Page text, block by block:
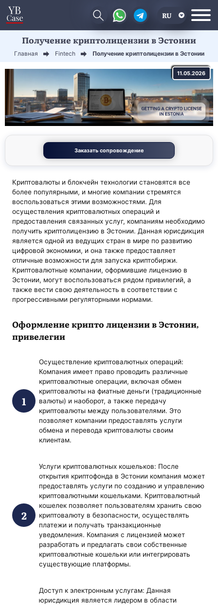
RU
EN
Получение криптолицензии в Эстонии
Главная Fintech Получение криптолицензии в Эстонии
11.05.2026
Заказать сопровождение
Криптовалюты и блокчейн технологии становятся все
более популярными, и многие компании стремятся
воспользоваться этими возможностями. Для
осуществления криптовалютных операций и
предоставления связанных услуг, компаниям необходимо
получить криптолицензию в Эстонии. Данная юрисдикция
является одной из ведущих стран в мире по развитию
цифровой экономики, и она также предоставляет
отличные возможности для запуска криптобиржи.
Криптовалютные компании, оформившие лицензию в
Эстонии, могут воспользоваться рядом привилегий, а
также вести свою деятельность в соответствии с
прогрессивными регуляторными нормами.
Оформление крипто лицензии в Эстонии,
привелегии
Осуществление криптовалютных операций:
Компания имеет право проводить различные
криптовалютные операции, включая обмен
криптовалюты на фиатные деньги (традиционные
валюты) и наоборот, а также передачу
криптовалюты между пользователями. Это
позволяет компании предоставлять услуги
обмена и перевода криптовалюты своим
клиентам.
Услуги криптовалютных кошельков: После
открытия криптофонда в Эстонии компания может
предоставлять услуги по созданию и управлению
криптовалютными кошельками. Криптовалютный
кошелек позволяет пользователям хранить свою
криптовалюту в безопасности, осуществлять
платежи и получать транзакционные
уведомления. Компания с лицензией может
разработать и предлагать свои собственные
криптовалютные кошельки или интегрировать
существующие платформы.
Доступ к электронным услугам: Данная
юрисдикция является лидером в области